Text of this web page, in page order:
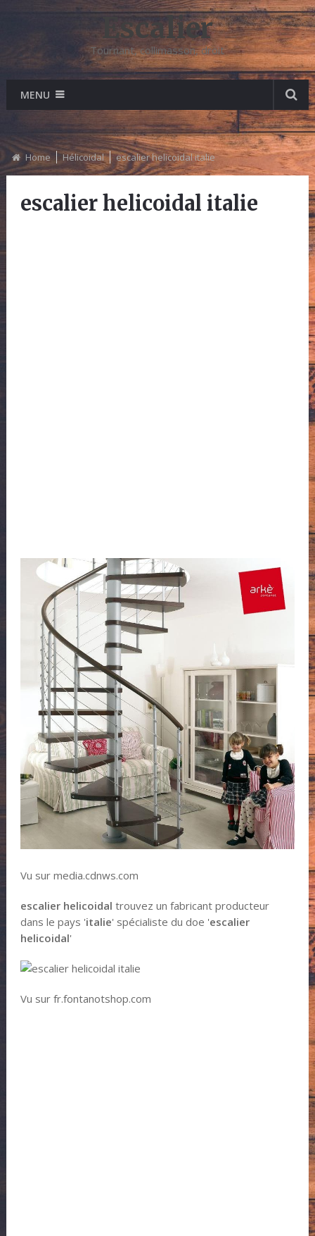
Escalier
Tournant, collimasson, droit
MENU
Home Hélicoidal escalier helicoidal italie
escalier helicoidal italie
Vu sur media.cdnws.com
escalier helicoidal trouvez un fabricant producteur
dans le pays 'italie' spécialiste du doe 'escalier
helicoidal'
Vu sur fr.fontanotshop.com